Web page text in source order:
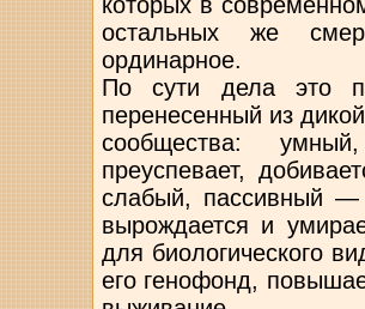
остальных же
ординарное.
По сути дела это
перенесенный из
сообщества:
преуспевает,
слабый, пассивный —
вырождается и
для биологического
его генофонд,